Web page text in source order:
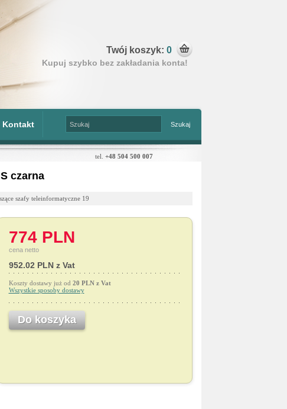
Twój koszyk: 0
Kupuj szybko bez zakładania konta!
Kontakt
tel. +48 504 500 007
czarna
szafy teleinformatyczne 19
774 PLN
cena netto
952.02 PLN z Vat
Koszty dostawy już od 20 PLN z Vat
Wszystkie sposoby dostawy
Do koszyka